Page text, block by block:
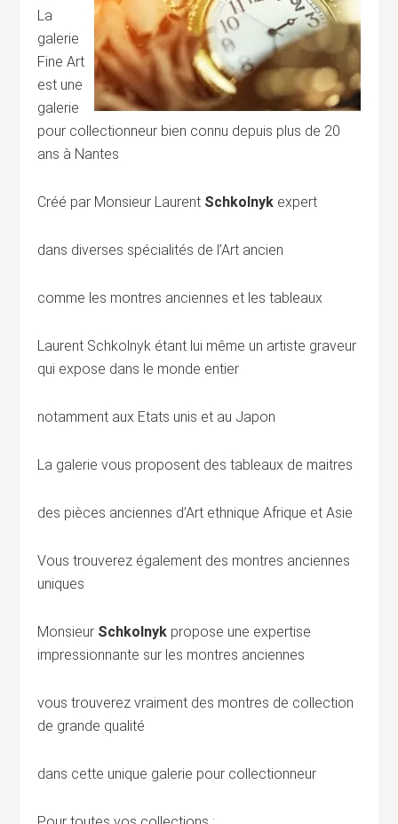
La
galerie
Fine Art
est une
galerie
pour collectionneur bien connu depuis plus de 20
ans à Nantes
Créé par Monsieur Laurent Schkolnyk expert
dans diverses spécialités de l’Art ancien
comme les montres anciennes et les tableaux
Laurent Schkolnyk étant lui même un artiste graveur
qui expose dans le monde entier
notamment aux Etats unis et au Japon
La galerie vous proposent des tableaux de maitres
des pièces anciennes d’Art ethnique Afrique et Asie
Vous trouverez également des montres anciennes
uniques
Monsieur Schkolnyk propose une expertise
impressionnante sur les montres anciennes
vous trouverez vraiment des montres de collection
de grande qualité
dans cette unique galerie pour collectionneur